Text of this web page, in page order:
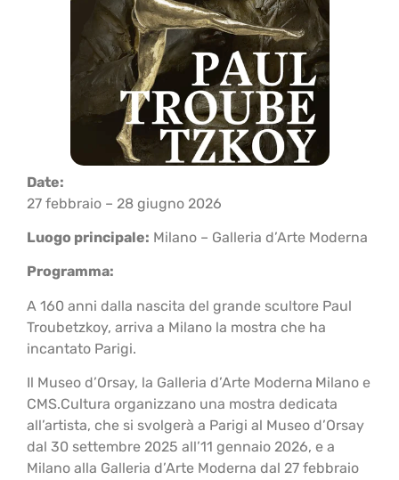
Date:
27 febbraio – 28 giugno 2026
Luogo principale: Milano – Galleria d’Arte Moderna
Programma:
A 160 anni dalla nascita del grande scultore Paul
Troubetzkoy, arriva a Milano la mostra che ha
incantato Parigi.
Il Museo d’Orsay, la Galleria d’Arte Moderna Milano e
CMS.Cultura organizzano una mostra dedicata
all’artista, che si svolgerà a Parigi al Museo d’Orsay
dal 30 settembre 2025 all’11 gennaio 2026, e a
Milano alla Galleria d’Arte Moderna dal 27 febbraio